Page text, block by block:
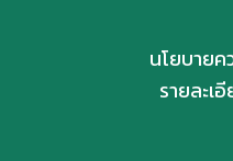
นโยบายค
รายละเ